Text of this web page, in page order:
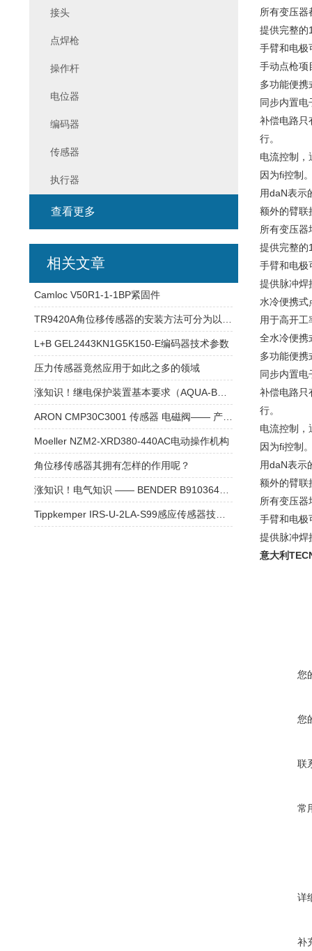
所有变压器
提供完整的
手臂和电极
手动点枪项
多功能便携
同步内置电
补偿电路只
行。
电流控制，
因为fi控制
用daN表示
额外的臂联
所有变压器
提供完整的
手臂和电极
提供脉冲焊
水冷便携式
用于高开
全水冷便携
多功能便携
同步内置电
补偿电路只
行。
电流控制，
因为fi控制
用daN表示
额外的臂联
所有变压器
手臂和电极
提供脉冲焊
意大利
您
您
联
常
详
补
接头
点焊枪
操作杆
电位器
编码器
传感器
执行器
查看更多
相关文章
Camloc V50R1-1-1BP紧固件
L+B GEL2443KN1G5K150-E编码器技术参数
压力传感器竟然应用于如此之多的领域
Moeller NZM2-XRD380-440AC电动操作机构
角位移传感器其拥有怎样的作用呢？